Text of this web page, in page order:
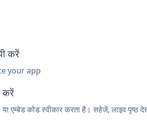
करें
your app
करें
एम्बेड कोड स्वीकार करता है। सहेजें, लाइव